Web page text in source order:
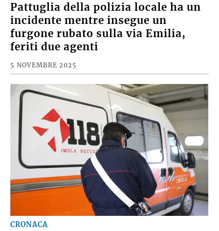
Pattuglia della polizia locale ha un
incidente mentre insegue un
furgone rubato sulla via Emilia,
feriti due agenti
5 NOVEMBRE 2025
CRONACA